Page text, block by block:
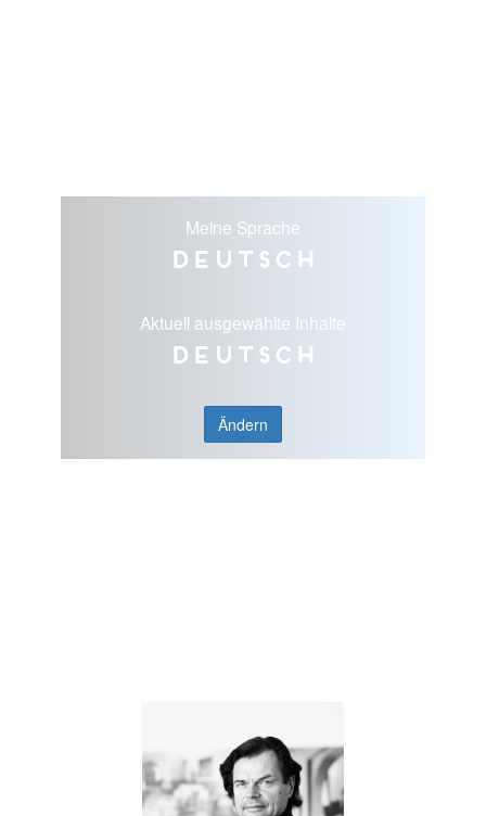
Meine Sprache
Deutsch
Aktuell ausgewählte Inhalte
Deutsch
Ändern